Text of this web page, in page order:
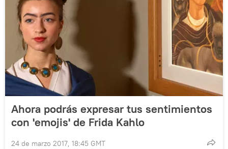
Ahora podrás expresar tus sentimientos
con 'emojis' de Frida Kahlo
24 de marzo 2017, 18:45 GMT